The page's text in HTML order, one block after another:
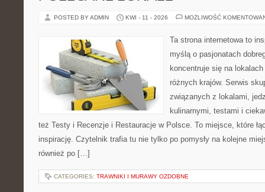
POSTED BY ADMIN KWI - 11 - 2026 MOŻLIWOŚĆ
Ta strona internetowa to
myślą o pasjonatach
koncentruje się na
różnych krajów. Serwis
związanych z lokalami,
kulinarnymi, testami i
też Testy i Recenzje i Restauracje w Polsce. To miejsce, które
inspirację. Czytelnik trafia tu nie tylko po pomysły na kolejne
również po […]
CATEGORIES: TRAWNIKI I MURAWY OZDOBNE